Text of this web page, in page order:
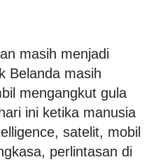
masih menjadi
Belanda masih
mengangkut gula
ini ketika manusia
satelit, mobil
perlintasan di